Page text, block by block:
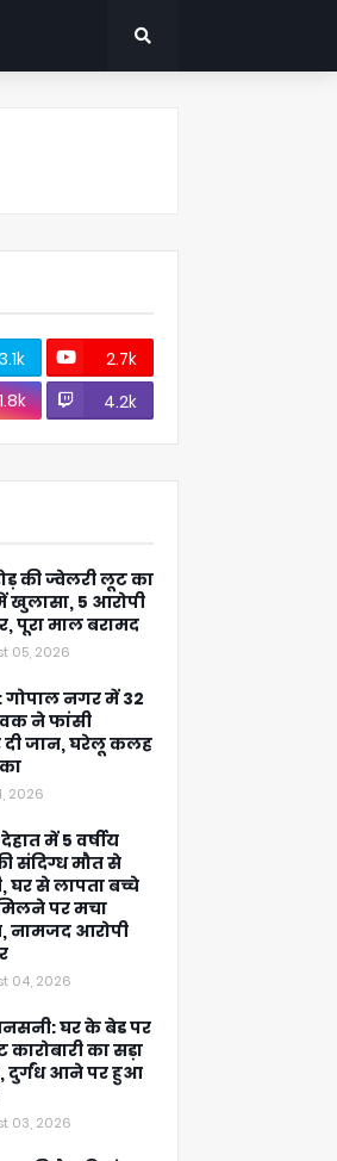
3.1k
2.7k
1.8k 4.2k
की ज्वेलरी लूट का
खुलासा, 5 आरोपी
पूरा माल बरामद
05, 2026
गोपाल नगर में 32
ने फांसी
जान, घरेलू कलह
2026
में 5 वर्षीय
संदिग्ध मौत से
से लापता बच्चे
पर मचा
नामजद आरोपी
04, 2026
घर के बेड पर
कारोबारी का सड़ा
आने पर हुआ
03, 2026